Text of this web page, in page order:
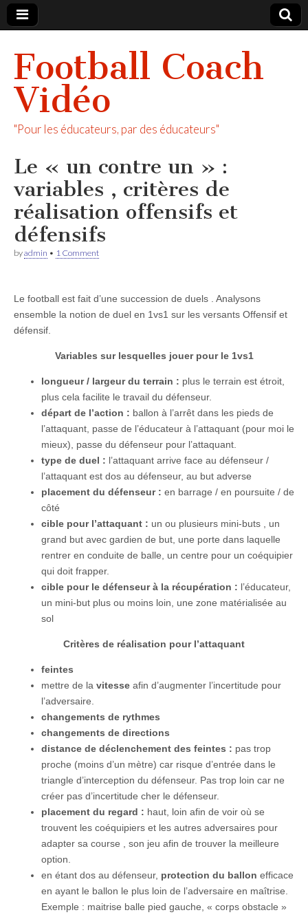
Football Coach
Vidéo
"Pour les éducateurs, par des éducateurs"
Le « un contre un » :
variables , critères de
réalisation offensifs et
défensifs
byadmin • 1 Comment
Le football est fait d’une succession de duels . Analysons
ensemble la notion de duel en 1vs1 sur les versants Offensif et
défensif.
Variables sur lesquelles jouer pour le 1vs1
longueur / largeur du terrain : plus le terrain est étroit,
plus cela facilite le travail du défenseur.
départ de l’action : ballon à l’arrêt dans les pieds de
l’attaquant, passe de l’éducateur à l’attaquant (pour moi le
mieux), passe du défenseur pour l’attaquant.
type de duel : l’attaquant arrive face au défenseur /
l’attaquant est dos au défenseur, au but adverse
placement du défenseur : en barrage / en poursuite / de
côté
cible pour l’attaquant : un ou plusieurs mini-buts , un
grand but avec gardien de but, une porte dans laquelle
rentrer en conduite de balle, un centre pour un coéquipier
qui doit frapper.
cible pour le défenseur à la récupération : l’éducateur,
un mini-but plus ou moins loin, une zone matérialisée au
sol
Critères de réalisation pour l’attaquant
feintes
mettre de la vitesse afin d’augmenter l’incertitude pour
l’adversaire.
changements de rythmes
changements de directions
distance de déclenchement des feintes : pas trop
proche (moins d’un mètre) car risque d’entrée dans le
triangle d’interception du défenseur. Pas trop loin car ne
créer pas d’incertitude cher le défenseur.
placement du regard : haut, loin afin de voir où se
trouvent les coéquipiers et les autres adversaires pour
adapter sa course , son jeu afin de trouver la meilleure
option.
en étant dos au défenseur, protection du ballon efficace
en ayant le ballon le plus loin de l’adversaire en maîtrise.
Exemple : maitrise balle pied gauche, « corps obstacle »